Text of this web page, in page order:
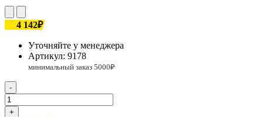
4 142₽
Уточняйте у менеджера
Артикул: 9178
-
+